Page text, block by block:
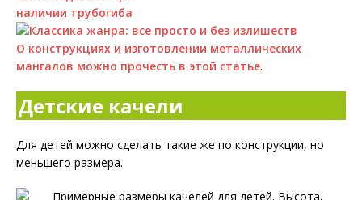
О конструкциях и изготовлении металлических
мангалов можно прочесть в этой статье.
Детские качели
Для детей можно сделать такие же по конструкции, но
меньшего размера.